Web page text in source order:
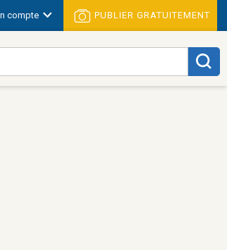
compte PUBLIER GRATUITEMENT